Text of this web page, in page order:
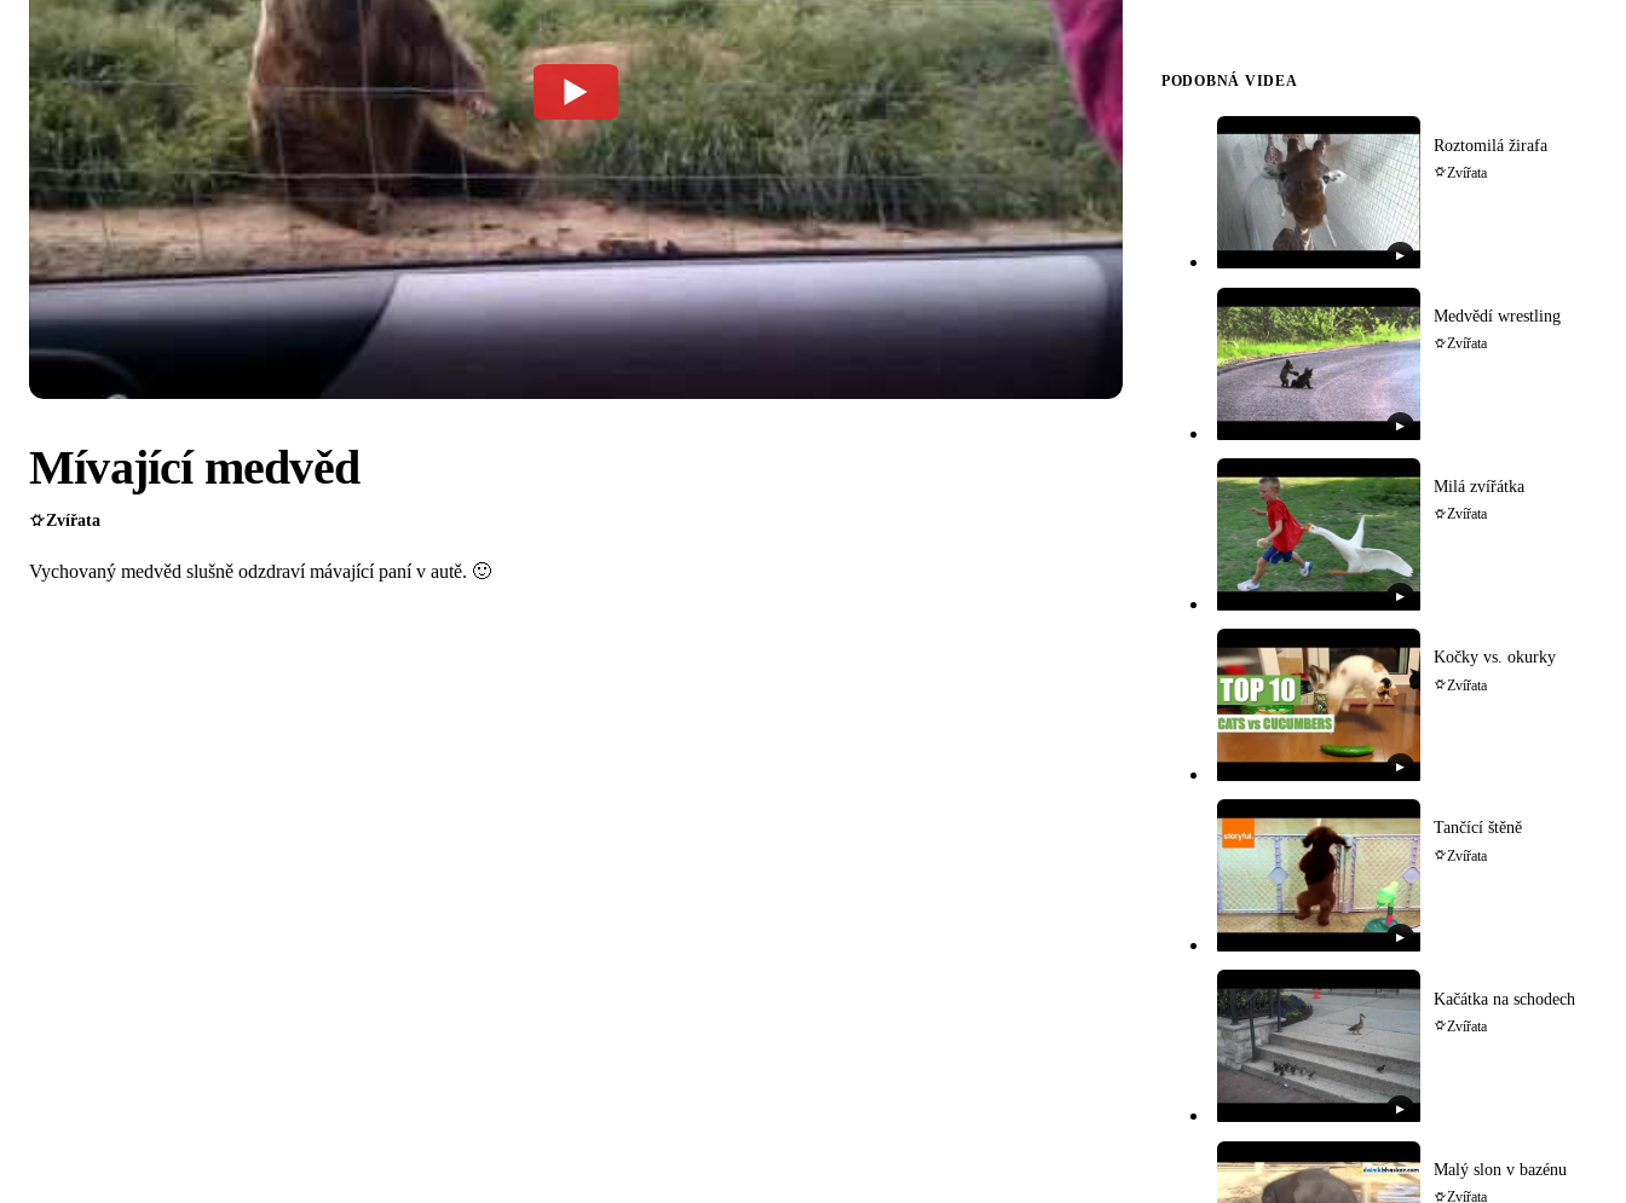
Mívající medvěd
Zvířata
Vychovaný medvěd slušně odzdraví mávající paní v autě. 🙂
PODOBNÁ VIDEA
▶
Roztomilá žirafa
Zvířata
▶
Medvědí wrestling
Zvířata
▶
Milá zvířátka
Zvířata
▶
Kočky vs. okurky
Zvířata
▶
Tančící štěně
Zvířata
▶
Kačátka na schodech
Zvířata
Malý slon v bazénu
Zvířata